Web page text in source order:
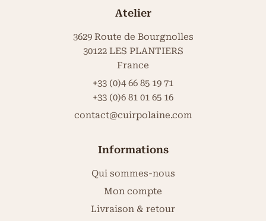
Atelier
3629 Route de Bourgnolles
30122 LES PLANTIERS
France
+33 (0)4 66 85 19 71
+33 (0)6 81 01 65 16
contact@cuirpolaine.com
Informations
Qui sommes-nous
Mon compte
Livraison & retour